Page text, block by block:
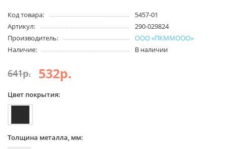
Код товара:
5457-01
Артикул:
290-029824
Производитель:
ООО «ПКММООО»
Наличие:
В наличии
641р. 532р.
Цвет покрытия:
Толщина металла, мм: